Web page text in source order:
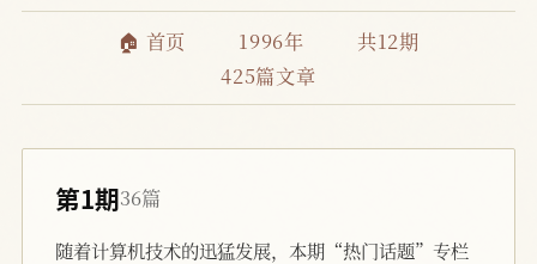
🏠 首页 1996年
共12期
425篇文章
第1期36篇
随着计算机技术的迅猛发展，本期“热门话题”专栏